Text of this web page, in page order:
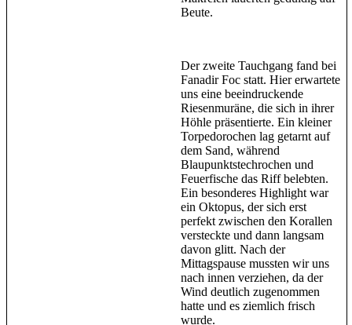
Beute.
Der zweite Tauchgang fand bei
Fanadir Foc statt. Hier erwartete
uns eine beeindruckende
Riesenmuräne, die sich in ihrer
Höhle präsentierte. Ein kleiner
Torpedorochen lag getarnt auf
dem Sand, während
Blaupunktstechrochen und
Feuerfische das Riff belebten.
Ein besonderes Highlight war
ein Oktopus, der sich erst
perfekt zwischen den Korallen
versteckte und dann langsam
davon glitt. Nach der
Mittagspause mussten wir uns
nach innen verziehen, da der
Wind deutlich zugenommen
hatte und es ziemlich frisch
wurde.